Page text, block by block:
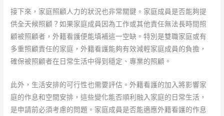
接下來，家庭照顧人力的狀況也非常關鍵。家庭成員是否能夠提
供全天候照顧？如果家庭成員因為工作或其他責任無法長時間照
顧被照顧者，外籍看護便能填補這一空缺。特別是雙職家庭或有
多重照顧責任的家庭，外籍看護能夠有效減輕家庭成員的負擔，
確保被照顧者在日常生活中得到穩定、專業的照顧。
此外，生活安排的可行性也需要評估。外籍看護的加入將影響家
庭的作息和空間安排，這些變化能否順利融入家庭的日常生活，
是申請前必須考慮的問題。家庭成員是否能適應外籍看護的作息